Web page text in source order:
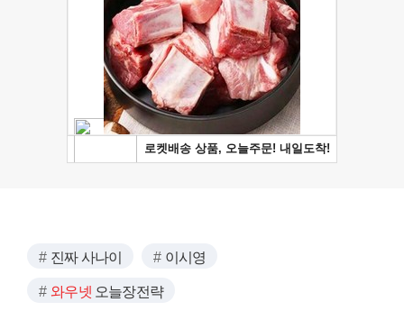
진짜 사나이 이시영
와우넷 오늘장전략